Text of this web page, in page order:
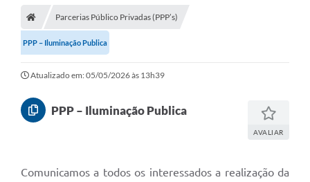
Parcerias Público Privadas (PPP’s)
PPP – Iluminação Publica
Atualizado em: 05/05/2026 às 13h39
PPP – Iluminação Publica
AVALIAR
Comunicamos a todos os interessados a realização da